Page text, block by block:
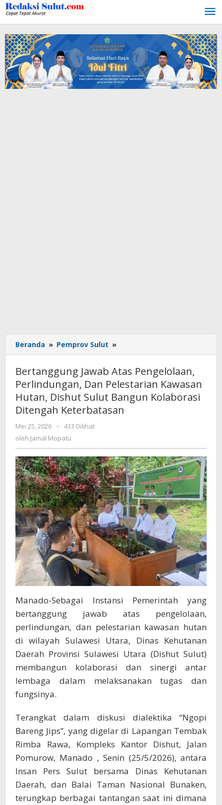
Lewati
ke
konten
Beranda » Pemprov Sulut »
Jawab
Pengelolaan,
Perlindungan,
Dan
Pelestarian
Sulut
Bangun
Kolaborasi
Ditengah
Keterbatasan
Bertanggung Jawab Atas Pengelolaan,
Perlindungan, Dan Pelestarian Kawasan
Hutan, Dishut Sulut Bangun Kolaborasi
Ditengah Keterbatasan
Mei 25, 2026
oleh
Jamal
Mopatu
-
433 Dilihat
oleh Jamal Mopatu
Manado-Sebagai Instansi Pemerintah yang
bertanggung jawab atas pengelolaan,
perlindungan, dan pelestarian kawasan hutan
di wilayah Sulawesi Utara, Dinas Kehutanan
Daerah Provinsi Sulawesi Utara (Dishut Sulut)
membangun kolaborasi dan sinergi antar
lembaga dalam melaksanakan tugas dan
fungsinya.
Terangkat dalam diskusi dialektika “Ngopi
Bareng Jips”, yang digelar di Lapangan Tembak
Rimba Rawa, Kompleks Kantor Dishut, Jalan
Pomurow, Manado , Senin (25/5/2026), antara
Insan Pers Sulut bersama Dinas Kehutanan
Daerah, dan Balai Taman Nasional Bunaken,
terungkap berbagai tantangan saat ini dimana